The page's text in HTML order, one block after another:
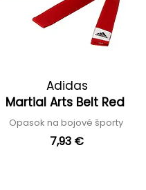
Adidas
Martial Arts Belt Red
Opasok na bojové športy
7,93 €